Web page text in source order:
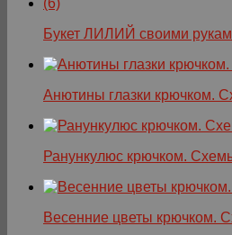
Букет ЛИЛИЙ своими
Анютины глазки крючком.
Ранункулюс крючком.
Весенние цветы крючком.